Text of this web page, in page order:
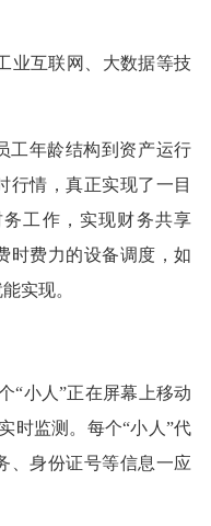
业互联网、大数据等技
工年龄结构到资产运行
行情，真正实现了一目
工作，实现财务共享
时费力的设备调度，如
实现。
“小人”正在屏幕上移动
时监测。每个“小人”代
、身份证号等信息一应